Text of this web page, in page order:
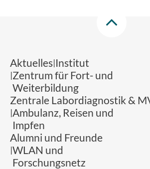
Aktuelles Institut
Zentrum für Fort- und
Weiterbildung
Zentrale Labordiagnostik &
Ambulanz, Reisen und
Impfen
Alumni und Freunde
WLAN und
Forschungsnetz